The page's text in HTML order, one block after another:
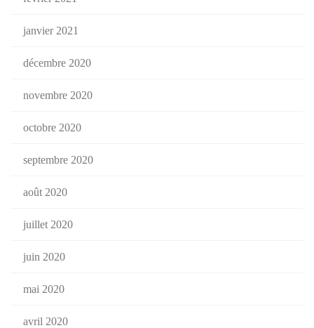
janvier 2021
décembre 2020
novembre 2020
octobre 2020
septembre 2020
août 2020
juillet 2020
juin 2020
mai 2020
avril 2020